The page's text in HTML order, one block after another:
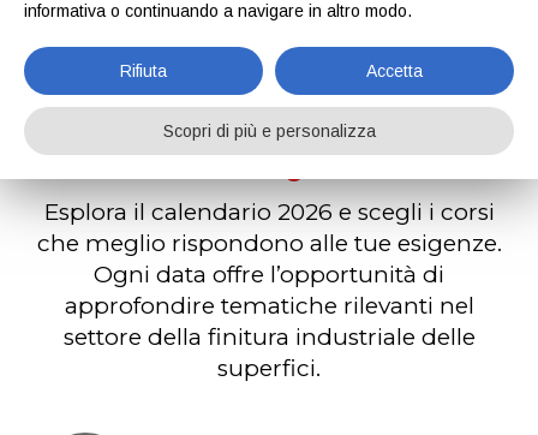
Calendarioipcm
Academy 2026
Esplora il calendario 2026 e scegli i corsi
che meglio rispondono alle tue esigenze.
Ogni data offre l’opportunità di
approfondire tematiche rilevanti nel
settore della finitura industriale delle
superfici.
informativa o continuando a navigare in altro modo.
Rifiuta Accetta
Scopri di più e personalizza